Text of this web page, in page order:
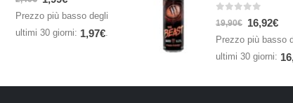
Prezzo più basso degli
ultimi 30 giorni: 1,97€
19,90€ 16,92€
Prezzo più basso
ultimi 30 giorni: